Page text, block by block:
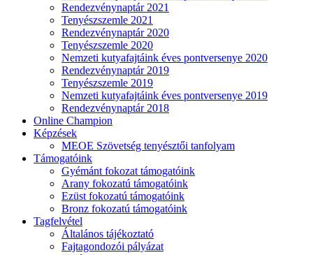
Rendezvénynaptár 2021
Tenyészszemle 2021
Rendezvénynaptár 2020
Tenyészszemle 2020
Nemzeti kutyafajtáink éves pontversenye 2020
Rendezvénynaptár 2019
Tenyészszemle 2019
Nemzeti kutyafajtáink éves pontversenye 2019
Rendezvénynaptár 2018
Online Champion
Képzések
MEOE Szövetség tenyésztői tanfolyam
Támogatóink
Gyémánt fokozat támogatóink
Arany fokozatú támogatóink
Ezüst fokozatú támogatóink
Bronz fokozatú támogatóink
Tagfelvétel
Általános tájékoztató
Fajtagondozói pályázat